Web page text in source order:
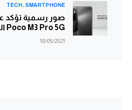
SMARTPHONE
TECH
صور رسمية تؤكد
Poco M3 Pro 5G المرتقب
18/05/2021